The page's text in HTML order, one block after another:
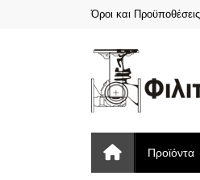
Όροι και
Προϊόντα